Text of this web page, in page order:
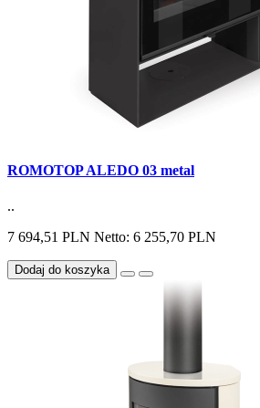
ROMOTOP ALEDO 03 metal
..
7 694,51 PLN Netto: 6 255,70 PLN
Dodaj do koszyka